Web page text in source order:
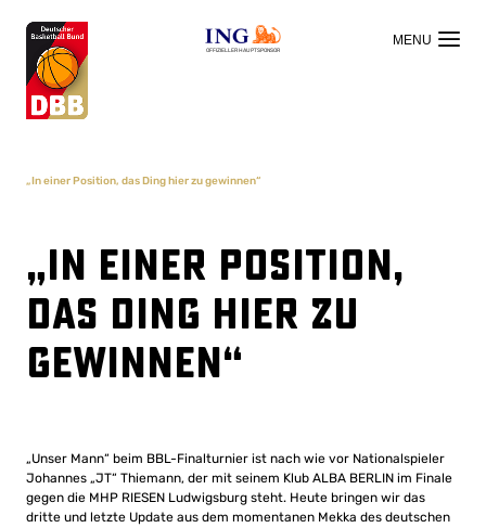
OFFIZIELLER HAUPTSPONSOR
„In einer Position, das Ding hier zu gewinnen“
„In einer Position,
das Ding hier zu
gewinnen“
„Unser Mann“ beim BBL-Finalturnier ist nach wie vor Nationalspieler
Johannes „JT“ Thiemann, der mit seinem Klub ALBA BERLIN im Finale
gegen die MHP RIESEN Ludwigsburg steht. Heute bringen wir das
dritte und letzte Update aus dem momentanen Mekka des deutschen